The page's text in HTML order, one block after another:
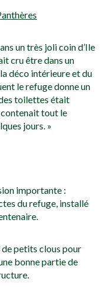
un très joli coin d’Ile
cru être dans un
déco intérieure et du
le refuge donne un
toilettes était
tout le
jours. »
importante :
du refuge, installé
petits clous pour
bonne partie de